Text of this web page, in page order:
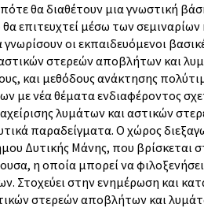
θα διαθέτουν μια γνωστική
επιτευχτεί μέσω των
γνωρίσουν οι εκπαιδευόμενοι
στερεών αποβλήτων και
και μεθόδους ανάκτησης
με νέα θέματα ενδιαφέροντος
λυμάτων και αστικών
παραδείγματα. Ο χώρος
Δυτικής Μάνης, που βρίσκεται
η οποία μπορεί να
Στοχεύει στην ενημέρωση και
στερεών αποβλήτων και